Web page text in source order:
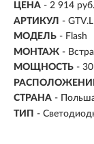
ЦЕНА - 2 914 руб.
АРТИКУЛ -
МОДЕЛЬ - Flash
МОНТАЖ -
МОЩНОСТЬ -
СТРАНА -
ТИП -